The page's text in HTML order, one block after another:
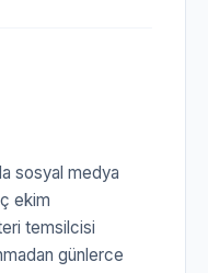
sosyal medya
ekim
temsilcisi
günlerce